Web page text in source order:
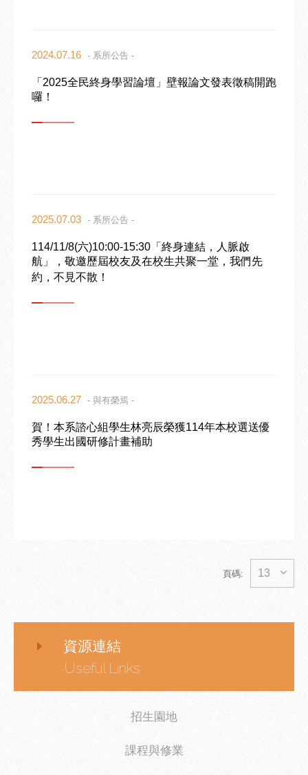
2024.07.16 - 系所公告 -
「2025全民終身學習論壇」壁報論文發表徵稿開跑
囉！
2025.07.03 - 系所公告 -
114/11/8(六)10:00-15:30「終身連結，人脈啟
航」，敬邀歷屆校友及在校生共聚一堂，我們先
約，不見不散！
2025.06.27 - 與有榮焉 -
賀！本系諮心組學生林亮辰榮獲114年本校選送優
秀學生出國研修計畫補助
頁碼: 13
資源連結
Useful Links
招生園地
課程與修業